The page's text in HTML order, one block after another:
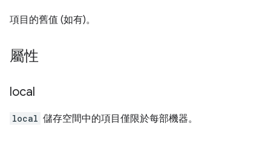
項目的舊值 (如有)。
屬性
local
local 儲存空間中的項目僅限於每部機器。